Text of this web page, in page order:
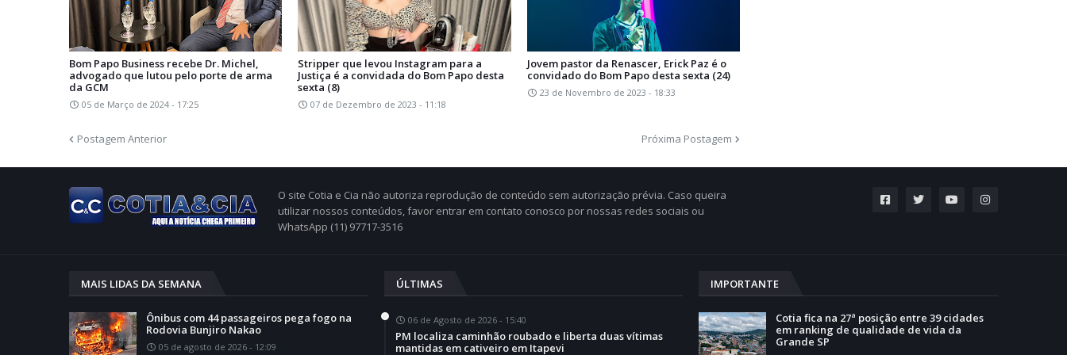
Bom Papo Business recebe Dr. Michel,
advogado que lutou pelo porte de arma
da GCM
05 de Março de 2024 - 17:25
Stripper que levou Instagram para a
Justiça é a convidada do Bom Papo desta
sexta (8)
07 de Dezembro de 2023 - 11:18
Jovem pastor da Renascer, Erick Paz é o
convidado do Bom Papo desta sexta (24)
23 de Novembro de 2023 - 18:33
Postagem Anterior Próxima Postagem
O site Cotia e Cia não autoriza reprodução de conteúdo sem autorização prévia. Caso queira
utilizar nossos conteúdos, favor entrar em contato conosco por nossas redes sociais ou
WhatsApp (11) 97717-3516
MAIS LIDAS DA SEMANA
Ônibus com 44 passageiros pega fogo na
Rodovia Bunjiro Nakao
05 de agosto de 2026 - 12:09
ÚLTIMAS
06 de Agosto de 2026 - 15:40
PM localiza caminhão roubado e liberta duas vítimas
mantidas em cativeiro em Itapevi
IMPORTANTE
Cotia fica na 27ª posição entre 39 cidades
em ranking de qualidade de vida da
Grande SP